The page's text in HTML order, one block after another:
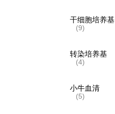
干细胞培养基
(9)
转染培养基
(4)
小牛血清
(5)